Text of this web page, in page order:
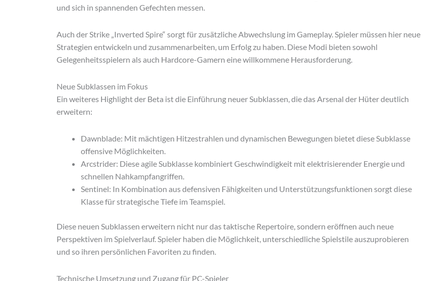
und sich in spannenden Gefechten messen.
Auch der Strike „Inverted Spire“ sorgt für zusätzliche Abwechslung im Gameplay. Spieler müssen hier neue
Strategien entwickeln und zusammenarbeiten, um Erfolg zu haben. Diese Modi bieten sowohl
Gelegenheitsspielern als auch Hardcore-Gamern eine willkommene Herausforderung.
Neue Subklassen im Fokus
Ein weiteres Highlight der Beta ist die Einführung neuer Subklassen, die das Arsenal der Hüter deutlich
erweitern:
Dawnblade: Mit mächtigen Hitzestrahlen und dynamischen Bewegungen bietet diese Subklasse
offensive Möglichkeiten.
Arcstrider: Diese agile Subklasse kombiniert Geschwindigkeit mit elektrisierender Energie und
schnellen Nahkampfangriffen.
Sentinel: In Kombination aus defensiven Fähigkeiten und Unterstützungsfunktionen sorgt diese
Klasse für strategische Tiefe im Teamspiel.
Diese neuen Subklassen erweitern nicht nur das taktische Repertoire, sondern eröffnen auch neue
Perspektiven im Spielverlauf. Spieler haben die Möglichkeit, unterschiedliche Spielstile auszuprobieren
und so ihren persönlichen Favoriten zu finden.
Technische Umsetzung und Zugang für PC-Spieler